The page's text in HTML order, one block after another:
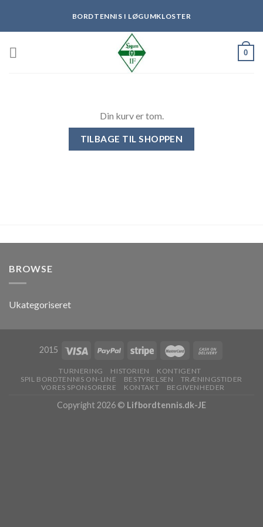
BORDTENNIS I LØGUMKLOSTER
0
Din kurv er tom.
TILBAGE TIL SHOPPEN
BROWSE
Ukategoriseret
2015
TURNERING HISTORIEN
KONTIGENT
SPIL BORDTENNIS ON-LINE
BESTYRELSEN
TRÆNINGSTIDER
VORES SPONSORERE
KONTAKT BEGIVENHEDER
Copyright 2026 © Lifbordtennis.dk-JE